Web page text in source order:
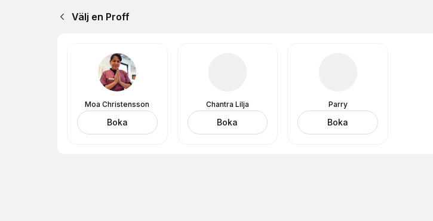
Välj en Proff
Moa Christensson
Boka
Chantra Lilja
Boka
Parry
Boka